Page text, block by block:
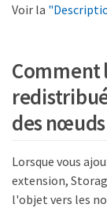
Voir la
Comment
des
Lorsque vous
extension,
l'objet vers les